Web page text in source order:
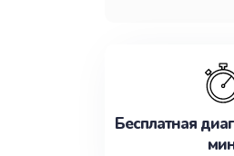
Бесплатная